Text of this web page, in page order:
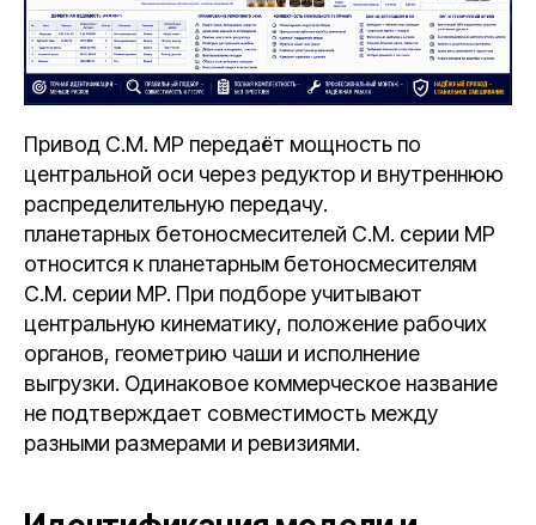
Привод C.M. MP передаёт мощность по
центральной оси через редуктор и внутреннюю
распределительную передачу.
планетарных бетоносмесителей C.M. серии MP
относится к планетарным бетоносмесителям
C.M. серии MP. При подборе учитывают
центральную кинематику, положение рабочих
органов, геометрию чаши и исполнение
выгрузки. Одинаковое коммерческое название
не подтверждает совместимость между
разными размерами и ревизиями.